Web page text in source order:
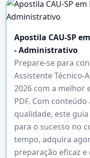
Apostila CAU-SP
- Administrativo
Prepare-se para
Assistente Técnico-
2026 com a melhor
PDF. Com
qualidade, este
para o sucesso no
tempo, adquira
preparação eficaz